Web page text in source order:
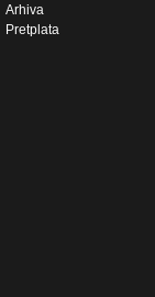
Arhiva
Pretplata